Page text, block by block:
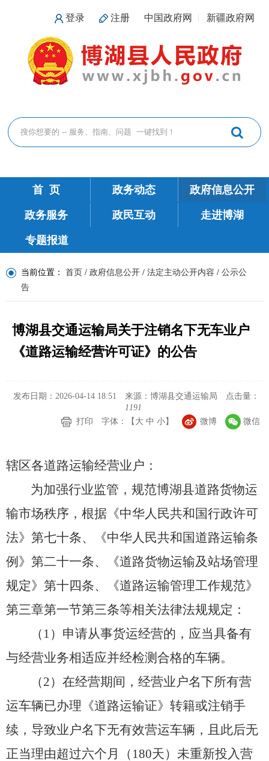
登录 注册 中国政府网 新疆政府网
首 页 政务动态 政府信息公开
政务服务 政民互动 走进博湖
专题报道
当前位置： 首页 / 政府信息公开 / 法定主动公开内容 / 公示公
告
博湖县交通运输局关于注销名下无车业户
《道路运输经营许可证》的公告
发布日期：2026-04-14 18:51 来源：博湖县交通运输局
点击量：
1191
打印
字体：【 大 中 小】 微博 微信
辖区各道路运输经营业户：
为加强行业监管，规范博湖县道路货物运
输市场秩序，根据《中华人民共和国行政许可
法》第七十条、《中华人民共和国道路运输条
例》第二十一条、《道路货物运输及站场管理
规定》第十四条、《道路运输管理工作规范》
第三章第一节第三条等相关法律法规规定：
（1） 申请从事货运经营的，应当具备有
与经营业务相适应并经检测合格的车辆。
（2）在经营期间，经营业户名下所有营
运车辆已办理《道路运输证》转籍或注销手
续，导致业户名下无有效营运车辆，且此后无
正当理由超过六个月（ 180天）未重新投入营